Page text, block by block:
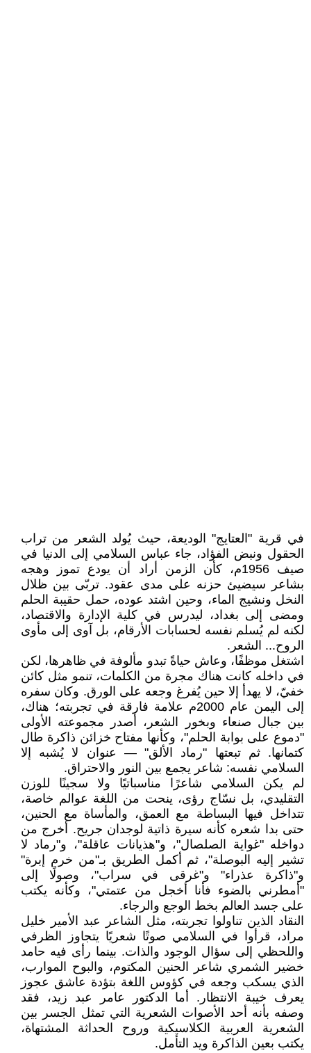
في قرية "العتايج" الوديعة، حيث يُولد الشعر من تراب
الحقول ونبض الفؤاد، جاء عباس السلامي إلى الدنيا في
صيف 1956م، كأن الزمن أراد أن يودع تموز وهجه
بشاعر سيضيئ حزنه على مدى عقود. تربّى بين ظلال
النخل ونشيج الماء، وحين اشتد عوده، حمل حقيبة الحلم
ومضى إلى بغداد، ليدرس في كلية الإدارة والاقتصاد،
لكنه لم يُسلم نفسه لحسابات الأرقام، بل آوى إلى مأوى
الروح... الشعر.
اشتغل موظفًا، وعاش حياةً تبدو مألوفة في ظاهرها، لكن
في داخله كانت هناك مجرة من الكلمات، تنمو مثل كائن
خفيّ، لا يهدأ إلا حين يُفرغ وجعه على الورق. وكان سفره
إلى اليمن عام 2000م علامة فارقة في تجربته؛ هناك،
بين جبال صنعاء وبخور الشعر، أصدر مجموعته الأولى
"دموع على بوابة الحلم"، وكأنها مفتاح خزائن ذاكرة طال
كتمانها. ثم تبعتها "رماد الألق" — عنوان لا يُشبه إلا
السلامي نفسه: شاعر يجمع بين النور والاحتراق.
لم يكن السلامي شاعرًا مناسباتيًا ولا سجينًا للوزن
التقليدي، بل نسّاج رؤى، ينحت من اللغة عوالم خاصة،
تتداخل فيها البساطة مع العمق، والمأساة مع الحنين،
حتى بدا شعره كأنه سيرة ذاتية لوجدان جريح. أخرج من
دواخله "غواية الصلصال"، و"هذيانات عاقلة"، و"رماد لا
تشير إليه البوصلة"، ثم أكمل الطريق بـ"من خرم إبرة"
و"ذاكرة عذراء" و"غرقى في سراب"، وصولًا إلى
"أمطرني بالضوء فأنا أخجل من عتمتي"، وكأنه يكتب
على جسد العالم بخط الوجع والرجاء.
النقاد الذين تناولوا تجربته، مثل الشاعر عبد الأمير خليل
مراد، قرأوا في السلامي صوتًا شعريًا يتجاوز الظرفي
واللحظي إلى سؤال الوجود والذات. بينما رأى فيه حامد
خضير الشمري شاعر الحنين المكتوم، والبوح الموارب،
الذي يسكب وجعه في كؤوس اللغة بتؤدة عاشق عجوز
يعرف خيبة الانتظار. أما الدكتور عامر عبد زيد، فقد
وصفه بأنه أحد الأصوات الشعرية التي تمثل الجسر بين
الشعرية العربية الكلاسيكية وروح الحداثة المشتهاة،
يكتب بعين الذاكرة ويد التأمل.